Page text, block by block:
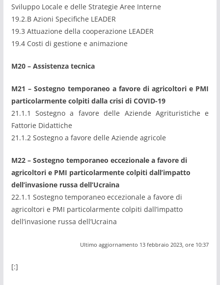
Sviluppo Locale e delle Strategie Aree Interne
19.2.B Azioni Specifiche LEADER
19.3 Attuazione della cooperazione LEADER
19.4 Costi di gestione e animazione
M20 – Assistenza tecnica
M21 – Sostegno temporaneo a favore di agricoltori e PMI
particolarmente colpiti dalla crisi di COVID-19
21.1.1 Sostegno a favore delle Aziende Agrituristiche e
Fattorie Didattiche
21.1.2 Sostegno a favore delle Aziende agricole
M22 – Sostegno temporaneo eccezionale a favore di
agricoltori e PMI particolarmente colpiti dall’impatto
dell’invasione russa dell’Ucraina
22.1.1 Sostegno temporaneo eccezionale a favore di
agricoltori e PMI particolarmente colpiti dall’impatto
dell’invasione russa dell’Ucraina
Ultimo aggiornamento 13 febbraio 2023, ore 10:37
[:]